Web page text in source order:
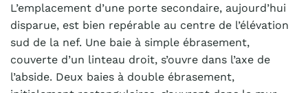
L’emplacement d’une porte secondaire, aujourd’hui
disparue, est bien repérable au centre de l’élévation
sud de la nef. Une baie à simple ébrasement,
couverte d’un linteau droit, s’ouvre dans l’axe de
l’abside. Deux baies à double ébrasement,